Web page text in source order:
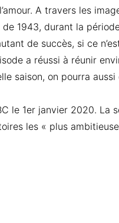
A travers les
1943, durant la
de succès, si ce
a réussi à réunir
saison, on pourra
le 1er janvier 2020. La
les « plus